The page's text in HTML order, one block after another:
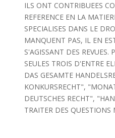
ILS ONT CONTRIBUEES
REFERENCE EN LA
SPECIALISES DANS LE
MANQUENT PAS, IL EN
S'AGISSANT DES REVUES.
SEULES TROIS D'ENTRE
DAS GESAMTE
KONKURSRECHT",
DEUTSCHES RECHT",
TRAITER DES QUESTIONS